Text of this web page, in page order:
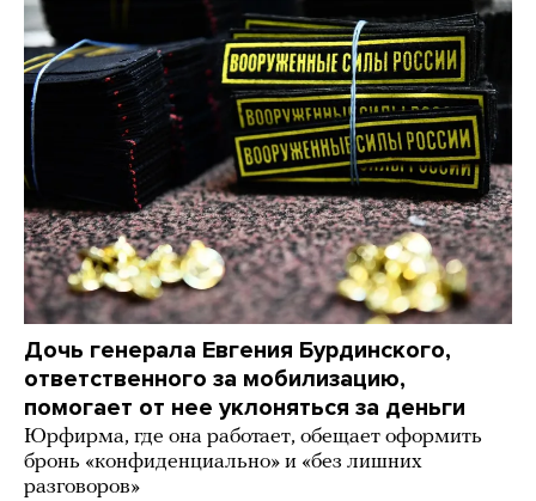
Дочь генерала Евгения Бурдинского,
ответственного за мобилизацию,
помогает от нее уклоняться за деньги
Юрфирма, где она работает, обещает оформить
бронь «конфиденциально» и «без лишних
разговоров»